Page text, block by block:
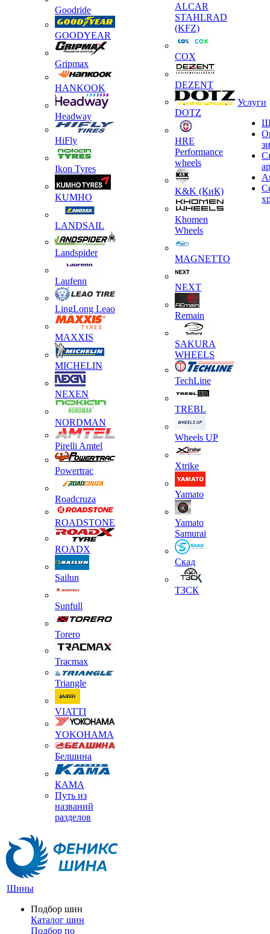
Goodride
GOODYEAR
Gripmax
HANKOOK
Headway
HiFly
Ikon Tyres
KUMHO
LANDSAIL
Landspider
Laufenn
LingLong Leao
MAXXIS
MICHELIN
NEXEN
NORDMAN
Pirelli Amtel
Powertrac
Roadcruza
ROADSTONE
ROADX
Sailun
Sunfull
Torero
Tracmax
Triangle
VIATTI
YOKOHAMA
Белшина
КАМА
Путь из
названий
разделов
ALCAR
STAHLRAD
(KFZ)
COX
DEZENT
DOTZ
HRE
Performance
wheels
K&K (КиК)
Khomen
Wheels
MAGNETTO
NEXT
Remain
SAKURA
WHEELS
TechLine
TREBL
Wheels UP
Xtrike
Yamato
Yamato
Samurai
Скад
ТЗСК
Услуги
Шины
Подбор шин
Каталог шин
Подбор по